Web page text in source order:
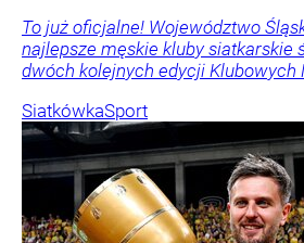
To już oficjalne! Województwo
najlepsze męskie kluby siatkarskie
dwóch kolejnych edycji Klubowych
SiatkówkaSport